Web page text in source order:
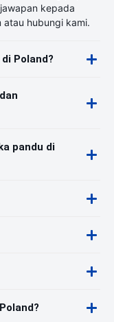
kepada
atau hubungi kami.
Poland?
pandu di